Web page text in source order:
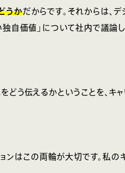
うかだからです。それからは、
独自価値」について社内で議論
どう伝えるかということを、キ
ンはこの両輪が大切です。私の